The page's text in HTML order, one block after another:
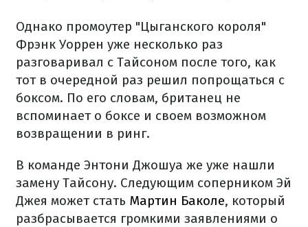
Однако промоутер "Цыганского короля"
Фрэнк Уоррен уже несколько раз
разговаривал с Тайсоном после того, как
тот в очередной раз решил попрощаться с
боксом. По его словам, британец не
вспоминает о боксе и своем возможном
возвращении в ринг.
В команде Энтони Джошуа же уже нашли
замену Тайсону. Следующим соперником Эй
Джея может стать Мартин Баколе, который
разбрасывается громкими заявлениями о